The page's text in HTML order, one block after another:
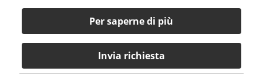
Per saperne di più
Invia richiesta